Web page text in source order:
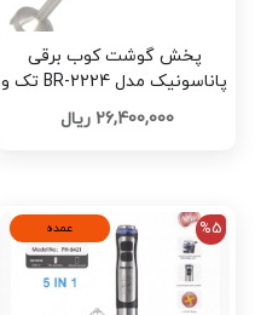
پخش گوشت کوب برقی
پاناسونیک مدل BR-2224 تک و
عمده کد Z3180
26,400,000 ریال
عمده %5